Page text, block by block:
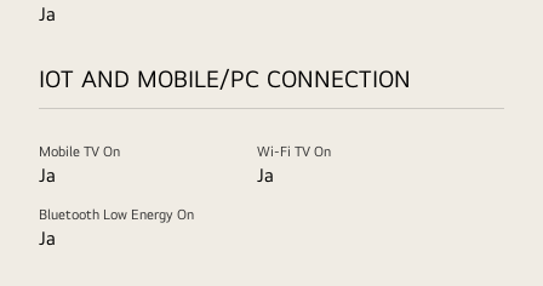
Ja
IOT AND MOBILE/PC CONNECTION
Mobile TV On
Ja
Wi-Fi TV On
Ja
Bluetooth Low Energy On
Ja